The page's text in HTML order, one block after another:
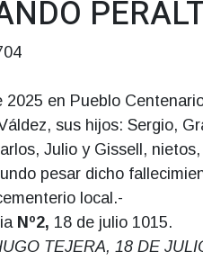
2025 en Pueblo
sus hijos: Sergio,
Julio y Gissell,
pesar dicho
local.-
Nº2, 18 de julio 1015.
TEJERA, 18 DE